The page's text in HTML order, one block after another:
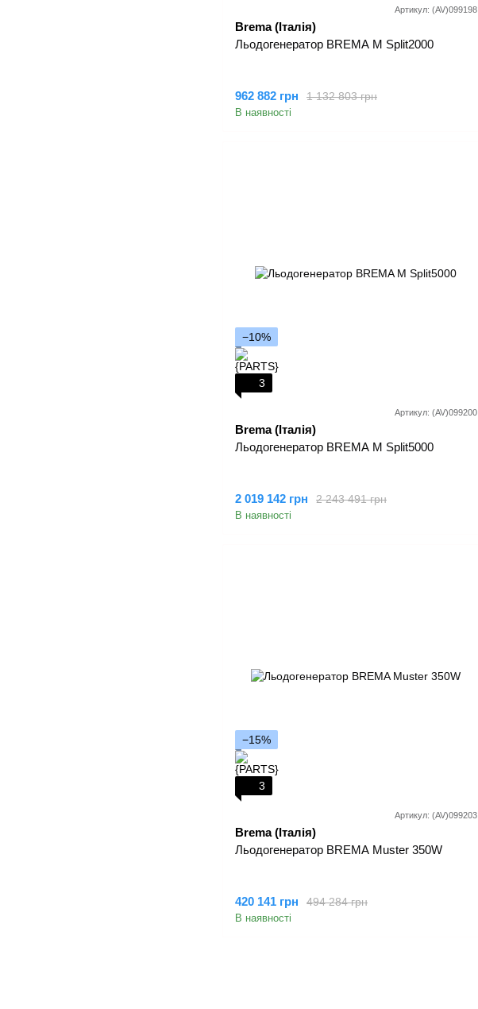
Артикул: (AV)099198
Brema (Італія)
Льодогенератор BREMA M Split2000
1 132 803 грн
962 882 грн
В наявності
−10%
3
Артикул: (AV)099200
Brema (Італія)
Льодогенератор BREMA M Split5000
2 243 491 грн
2 019 142 грн
В наявності
−15%
3
Артикул: (AV)099203
Brema (Італія)
Льодогенератор BREMA Muster 350W
494 284 грн
420 141 грн
В наявності